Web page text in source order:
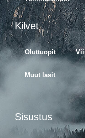
Kilvet
Oluttuopit
Muut lasit
Sisustus